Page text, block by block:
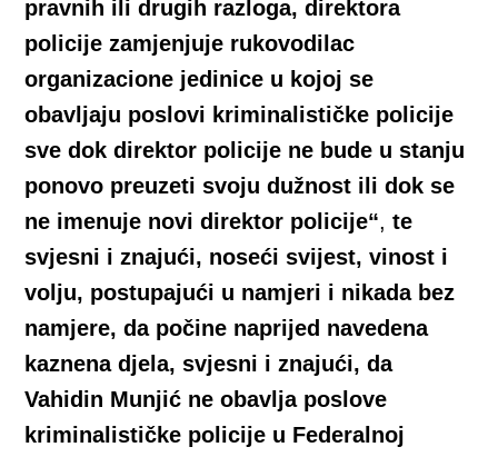
pravnih ili drugih razloga, direktora
policije zamjenjuje rukovodilac
organizacione jedinice u kojoj se
obavljaju poslovi kriminalističke policije
sve dok direktor policije ne bude u stanju
ponovo preuzeti svoju dužnost ili dok se
ne imenuje novi direktor policije“,te
svjesni i znajući, noseći svijest, vinost i
volju, postupajući u namjeri i nikada bez
namjere, da počine naprijed navedena
kaznena djela, svjesni i znajući, da
Vahidin Munjić ne obavlja poslove
kriminalističke policije u Federalnoj